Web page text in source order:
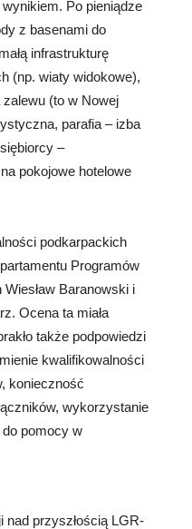
Po pieniądze
z basenami do
infrastrukturę
(np. wiaty widokowe),
(to w Nowej
parafia – izba
–
pokojowe hotelowe
podkarpackich
Programów
Baranowski i
Ocena ta miała
także podpowiedzi
kwalifikowalności
konieczność
wykorzystanie
pomocy w
nad przyszłością LGR-